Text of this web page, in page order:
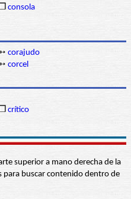
consola
corajudo
corcel
crítico
superior a mano derecha de la
para buscar contenido dentro de